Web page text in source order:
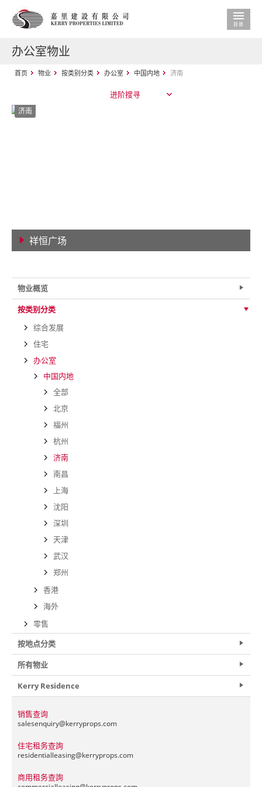
办公室物业
首页 物业 按类别分类 办公室 中国内地 济南
进阶搜寻
济南
祥恒广场
物业概览
按类别分类
综合发展
住宅
办公室
中国内地
全部
北京
福州
杭州
济南
南昌
上海
沈阳
深圳
天津
武汉
郑州
香港
海外
零售
按地点分类
所有物业
Kerry Residence
销售查询
salesenquiry@kerryprops.com
住宅租务查詢
residentialleasing@kerryprops.com
商用租务查詢